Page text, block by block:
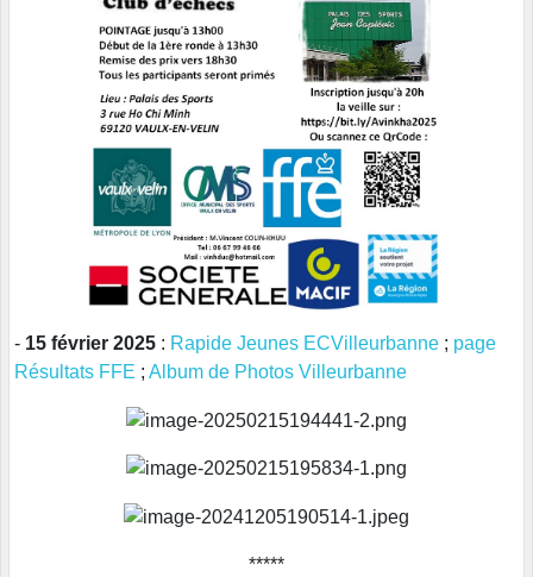
- 15 février 2025 : Rapide Jeunes ECVilleurbanne ; page
Résultats FFE ; Album de Photos Villeurbanne
*****